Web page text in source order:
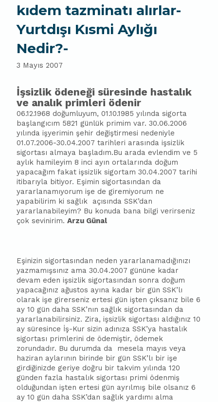
kıdem tazminatı alırlar-
Yurtdışı Kısmi Aylığı
Nedir?-
3 Mayıs 2007
İşsizlik ödeneği süresinde hastalık
ve analık primleri ödenir
06.12.1968 doğumluyum, 01.10.1985 yılında sigorta
başlangıcım 5821 günlük primim var. 30.06.2006
yılında işyerimin şehir değiştirmesi nedeniyle
01.07.2006-30.04.2007 tarihleri arasında işsizlik
sigortası almaya başladım.Bu arada evlendim ve 5
aylık hamileyim 8 inci ayın ortalarında doğum
yapacağım fakat işsizlik sigortam 30.04.2007 tarihi
itibarıyla bitiyor. Eşimin sigortasından da
yararlanamıyorum işe de giremiyorum ne
yapabilirim ki sağlık
açısında SSK’dan
yararlanabileyim? Bu konuda bana bilgi verirseniz
çok sevinirim.Arzu Günal
Eşinizin sigortasından neden yararlanamadığınızı
yazmamışsınız ama 30.04.2007 gününe kadar
devam eden işsizlik sigortasından sonra doğum
yapacağınız ağustos ayına kadar bir gün SSK’lı
olarak işe girerseniz ertesi gün işten çıksanız bile 6
ay 10 gün daha SSK’nın sağlık sigortasından da
yararlanabilirsiniz. Zira, işsizlik sigortası aldığınız 10
ay süresince İş-Kur sizin adınıza SSK’ya hastalık
sigortası primlerini de ödemiştir, ödemek
zorundadır. Bu durumda da
mesela mayıs veya
haziran aylarının birinde bir gün SSK’lı bir işe
girdiğinizde geriye doğru bir takvim yılında 120
günden fazla hastalık sigortası primi ödenmiş
olduğundan işten ertesi gün ayrılmış bile olsanız 6
ay 10 gün daha SSK’dan sağlık yardımı alma